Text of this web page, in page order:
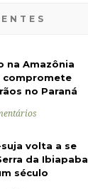
na Amazônia
compromete
no Paraná
volta a se
da Ibiapaba
século